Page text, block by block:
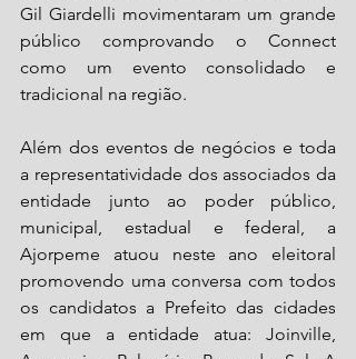
Gil Giardelli movimentaram um grande
público comprovando o Connect
como um evento consolidado e
tradicional na região.
Além dos eventos de negócios e toda
a representatividade dos associados da
entidade junto ao poder público,
municipal, estadual e federal, a
Ajorpeme atuou neste ano eleitoral
promovendo uma conversa com todos
os candidatos a Prefeito das cidades
em que a entidade atua: Joinville,